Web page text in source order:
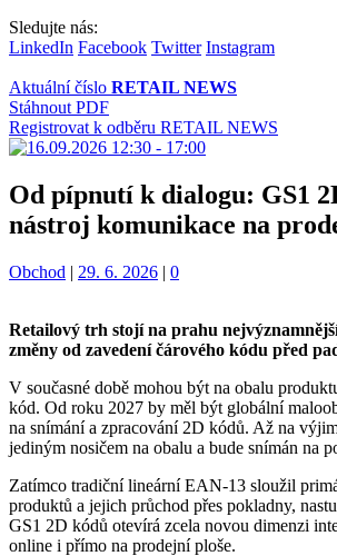
Sledujte nás:
LinkedIn Facebook Twitter Instagram
Aktuální číslo RETAIL NEWS
Stáhnout PDF
Registrovat k odběru RETAIL NEWS
Od pípnutí k dialogu: GS1
nástroj komunikace na
Kategorie:
Obchod | 29. 6. 2026 | 0
Retailový trh stojí na prahu
změny od zavedení čárového kódu před
V současné době mohou být na obalu
kód. Od roku 2027 by měl být globální
na snímání a zpracování 2D kódů. Až na
jediným nosičem na obalu a bude snímán na
Zatímco tradiční lineární EAN-13 sloužil
produktů a jejich průchod přes pokladny,
GS1 2D kódů otevírá zcela novou dimenzi
online i přímo na prodejní ploše.